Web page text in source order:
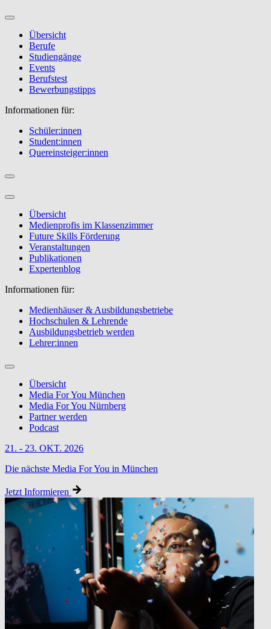
Übersicht
Berufe
Studiengänge
Events
Berufstest
Bewerbungstipps
Informationen für:
Schüler:innen
Student:innen
Quereinsteiger:innen
Übersicht
Medienprofis im Klassenzimmer
Future Skills Förderung
Veranstaltungen
Publikationen
Expertenblog
Informationen für:
Medienhäuser & Ausbildungsbetriebe
Hochschulen & Lehrende
Ausbildungsbetrieb werden
Lehrer:innen
Übersicht
Media For You München
Media For You Nürnberg
Partner werden
Podcast
21. - 23. OKT. 2026
Die nächste Media For You in München
Jetzt Informieren